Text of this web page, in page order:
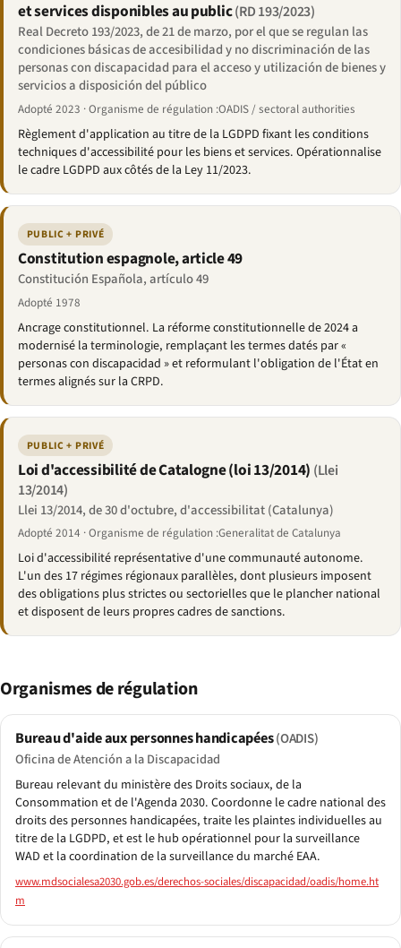
et services disponibles au public(RD 193/2023)
Real Decreto 193/2023, de 21 de marzo, por el que se regulan las
condiciones básicas de accesibilidad y no discriminación de las
personas con discapacidad para el acceso y utilización de bienes y
servicios a disposición del público
Adopté 2023 · Organisme de régulation :OADIS / sectoral authorities
Règlement d'application au titre de la LGDPD fixant les conditions
techniques d'accessibilité pour les biens et services. Opérationnalise
le cadre LGDPD aux côtés de la Ley 11/2023.
PUBLIC + PRIVÉ
Constitution espagnole, article 49
Constitución Española, artículo 49
Adopté 1978
Ancrage constitutionnel. La réforme constitutionnelle de 2024 a
modernisé la terminologie, remplaçant les termes datés par «
personas con discapacidad » et reformulant l'obligation de l'État en
termes alignés sur la CRPD.
PUBLIC + PRIVÉ
Loi d'accessibilité de Catalogne (loi 13/2014) (Llei
13/2014)
Llei 13/2014, de 30 d'octubre, d'accessibilitat (Catalunya)
Adopté 2014 · Organisme de régulation :Generalitat de Catalunya
Loi d'accessibilité représentative d'une communauté autonome.
L'un des 17 régimes régionaux parallèles, dont plusieurs imposent
des obligations plus strictes ou sectorielles que le plancher national
et disposent de leurs propres cadres de sanctions.
Organismes de régulation
Bureau d'aide aux personnes handicapées(OADIS)
Oficina de Atención a la Discapacidad
Bureau relevant du ministère des Droits sociaux, de la
Consommation et de l'Agenda 2030. Coordonne le cadre national des
droits des personnes handicapées, traite les plaintes individuelles au
titre de la LGDPD, et est le hub opérationnel pour la surveillance
WAD et la coordination de la surveillance du marché EAA.
www.mdsocialesa2030.gob.es/derechos-sociales/discapacidad/oadis/home.ht
m